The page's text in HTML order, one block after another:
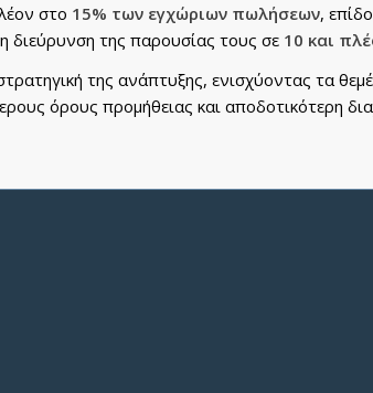
στο 15% των εγχώριων πωλήσεων,
της παρουσίας τους σε 10 και
της ανάπτυξης, ενισχύοντας τα
όρους προμήθειας και αποδοτικότερη